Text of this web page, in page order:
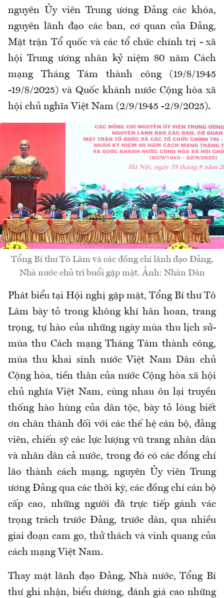
nguyên Ủy viên Trung ương Đảng các khóa,
nguyên lãnh đạo các ban, cơ quan của Đảng,
Mặt trận Tổ quốc và các tổ chức chính trị - xã
hội Trung ương nhân kỷ niệm 80 năm Cách
mạng Tháng Tám thành công (19/8/1945
-19/8/2025) và Quốc khánh nước Cộng hòa xã
hội chủ nghĩa Việt Nam (2/9/1945 -2/9/2025).
Tổng Bí thư Tô Lâm và các đồng chí lãnh đạo Đảng,
Nhà nước chủ trì buổi gặp mặt. Ảnh: Nhân Dân
Phát biểu tại Hội nghị gặp mặt, Tổng Bí thư Tô
Lâm bày tỏ trong không khí hân hoan, trang
trọng, tự hào của những ngày mùa thu lịch sử-
mùa thu Cách mạng Tháng Tám thành công,
mùa thu khai sinh nước Việt Nam Dân chủ
Cộng hòa, tiền thân của nước Cộng hòa xã hội
chủ nghĩa Việt Nam, cùng nhau ôn lại truyền
thống hào hùng của dân tộc, bày tỏ lòng biết
ơn chân thành đối với các thế hệ cán bộ, đảng
viên, chiến sỹ các lực lượng vũ trang nhân dân
và nhân dân cả nước, trong đó có các đồng chí
lão thành cách mạng, nguyên Ủy viên Trung
ương Đảng qua các thời kỳ, các đồng chí cán bộ
cấp cao, những người đã trực tiếp gánh vác
trọng trách trước Đảng, trước dân, qua nhiều
giai đoạn cam go, thử thách và vinh quang của
cách mạng Việt Nam.
Thay mặt lãnh đạo Đảng, Nhà nước, Tổng Bí
thư ghi nhận, biểu dương, đánh giá cao những